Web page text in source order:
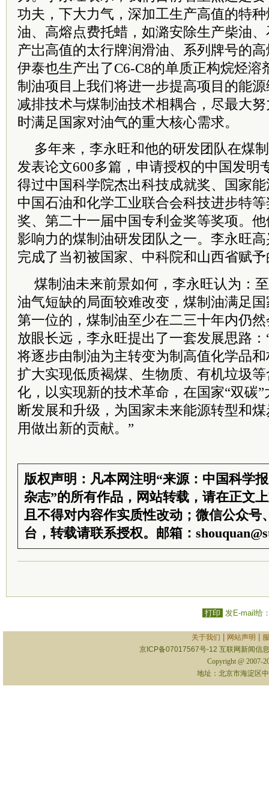
功夫，下大力气，深加工生产高值的特
油、高熔点费托蜡，如潞安除生产柴油
产岀高值的太行牌润滑油、系列牌号的
伊泰也生产出了C6-C8的单质正构烷烃溶
制油项目上我们将进一步提高项目的能
减排技术与煤制油技术相耦合，尽最大
时满足国家对油气的重大核心需求。
多年来，李永旺和他的研发团队在煤
发表论文600多篇，申请授权的中国发明
得过中国科学院杰出科技成就奖、国家
中国石油和化学工业联合会科技进步特
奖、第二十一届中国专利金奖等奖项。
影响力的煤制油研发团队之一。李永旺
完成了当初被国家、 中科院和山西省赋
煤制油未来前景如何，李永旺认为：
油气短缺的局面较难改变，煤制油满足
第一位的，煤制油至少在二三十年内仍
放眼长远，李永旺提出了一套发展思路
将逐步由制油为主转变为制高值化学品
扩大实现低质褐煤、生物质、有机垃圾
化，以实现新的技术革命，在国家“双碳
断发展和升级，为国家未来能源转型和
用做出新的贡献。”
版权声明：凡本网注明“来源：中国科学
杂志”的所有作品，网站转载，请在正文
且不得对内容作实质性改动；微信公众号
台，转载请联系授权。邮箱：
打印 发E-mail给
关于我们 网站声明
京ICP备07017567号-12 互联网新闻信
Copyright @ 2007-
地址：北京市海淀区